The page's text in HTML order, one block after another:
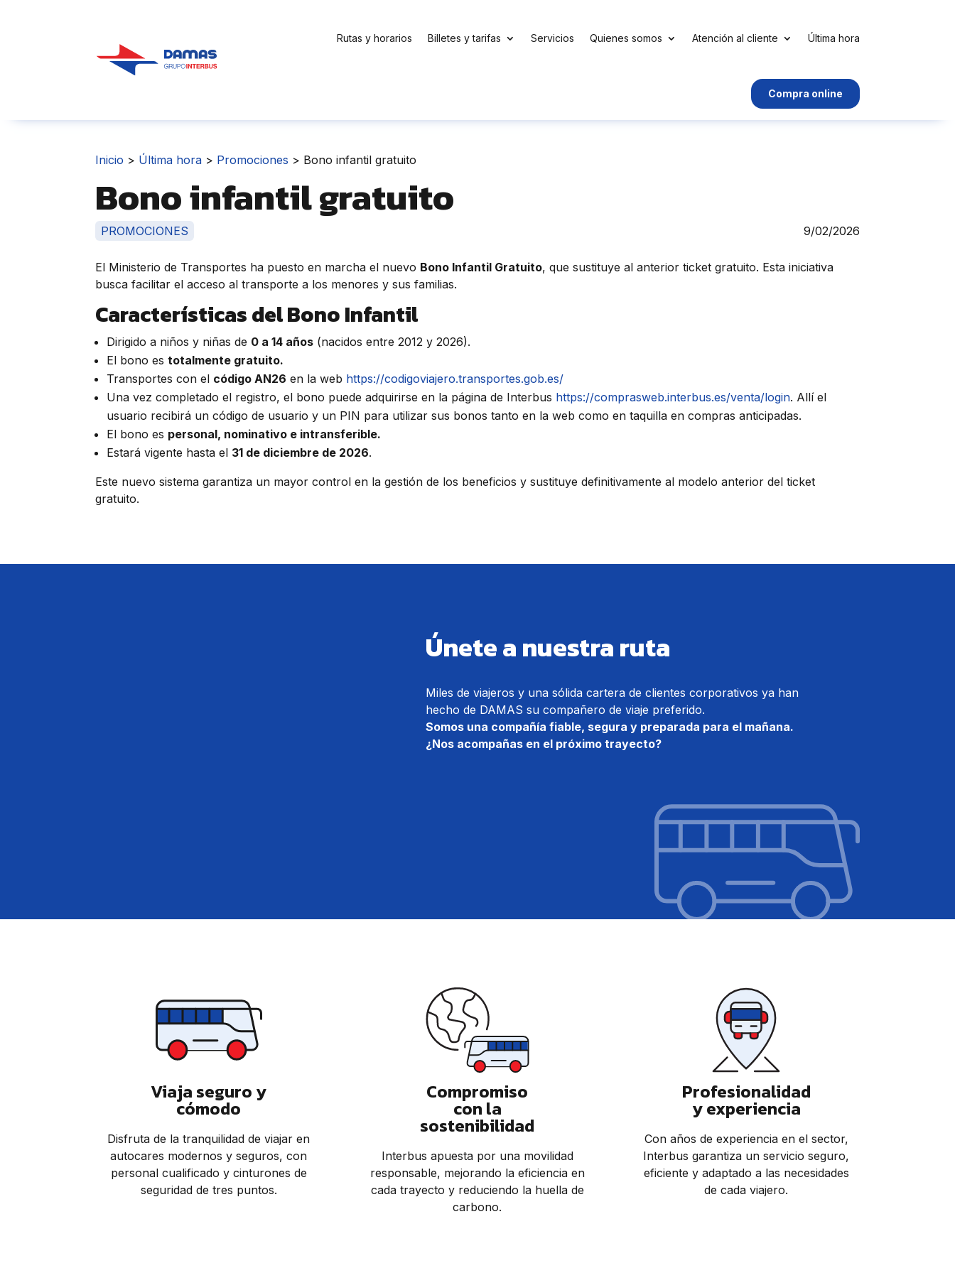
Rutas y horarios Billetes y tarifas Servicios Quienes somos Atención al cliente Última hora
Compra online
Inicio > Última hora > Promociones > Bono infantil gratuito
Bono infantil gratuito
PROMOCIONES 9/02/2026
El Ministerio de Transportes ha puesto en marcha el nuevo Bono Infantil Gratuito, que sustituye al anterior ticket gratuito. Esta iniciativa
busca facilitar el acceso al transporte a los menores y sus familias.
Características del Bono Infantil
Dirigido a niños y niñas de 0 a 14 años (nacidos entre 2012 y 2026).
El bono estotalmente gratuito.
Transportes con el código AN26 en la web https://codigoviajero.transportes.gob.es/
Una vez completado el registro, el bono puede adquirirse en la página de Interbus https://comprasweb.interbus.es/venta/login. Allí el
usuario recibirá un código de usuario y un PIN para utilizar sus bonos tanto en la web como en taquilla en compras anticipadas.
El bono es personal, nominativo e intransferible.
Estará vigente hasta el 31 de diciembre de 2026.
Este nuevo sistema garantiza un mayor control en la gestión de los beneficios y sustituye definitivamente al modelo anterior del ticket
gratuito.
Únete a nuestra ruta
Miles de viajeros y una sólida cartera de clientes corporativos ya han
hecho de DAMAS su compañero de viaje preferido.
Somos una compañía fiable, segura y preparada para el mañana.
¿Nos acompañas en el próximo trayecto?
Viaja seguro y
cómodo
Disfruta de la tranquilidad de viajar en
autocares modernos y seguros, con
personal cualificado y cinturones de
seguridad de tres puntos.
Compromiso
con la
sostenibilidad
Interbus apuesta por una movilidad
responsable, mejorando la eficiencia en
cada trayecto y reduciendo la huella de
carbono.
Profesionalidad
y experiencia
Con años de experiencia en el sector,
Interbus garantiza un servicio seguro,
eficiente y adaptado a las necesidades
de cada viajero.